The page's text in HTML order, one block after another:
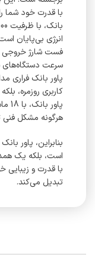
با قدرت خود شما
انرژی بی‌پایان
سرعت دستگاه‌های
کاربری روزمره،
هرگونه مشکل
است، بلکه یک
با قدرت و زیبایی
تبدیل می‌کند.